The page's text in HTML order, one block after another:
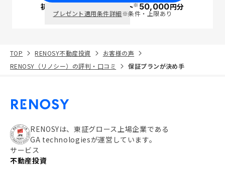
初回面談で ポイント※50,000円分
プレゼント適用条件詳細※条件・上限あり
TOP RENOSY不動産投資
お客様の声
RENOSY（リノシー）の評判・口コミ
保証プランが決め手
RENOSYは、東証グロース上場企業である
GA technologiesが運営しています。
サービス
不動産投資